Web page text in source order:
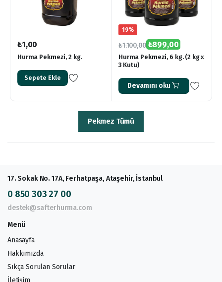
₺1,00
Hurma Pekmezi, 2 kg.
Sepete Ekle
19%
₺1.100,00 ₺899,00
Hurma Pekmezi, 6 kg. (2 kg x
3 Kutu)
Devamını oku
Pekmez Tümü
17. Sokak No. 17A, Ferhatpaşa, Ataşehir, İstanbul
0 850 303 27 00
destek@safterhurma.com
Menü
Anasayfa
Hakkımızda
Sıkça Sorulan Sorular
İletişim